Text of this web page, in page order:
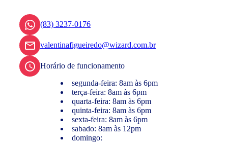
(83) 3237-0176
valentinafigueiredo@wizard.com.br
Horário de funcionamento
segunda-feira: 8am às 6pm
terça-feira: 8am às 6pm
quarta-feira: 8am às 6pm
quinta-feira: 8am às 6pm
sexta-feira: 8am às 6pm
sabado: 8am às 12pm
domingo: